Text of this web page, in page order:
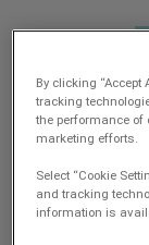
By clicking
tracking
the performance
marketing efforts.
Select “Cookie
and tracking
information is